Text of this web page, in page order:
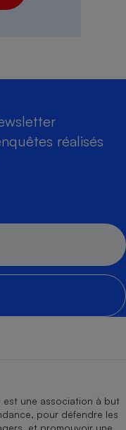
réalisés
est une association à but
pour défendre les
et promouvoir une